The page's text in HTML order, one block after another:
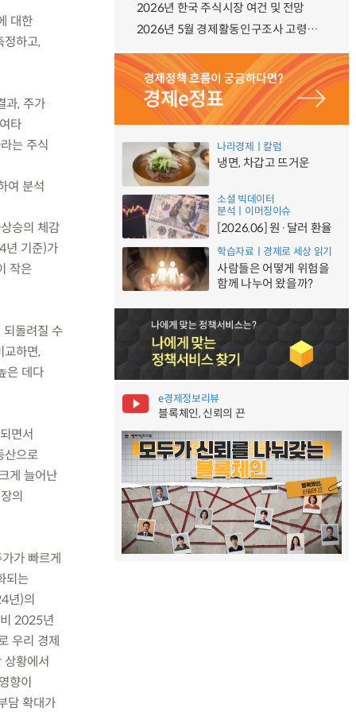
대한
정하고,
과, 주가
타
는 주식
여 분석
승의 체감
년 기준)가
작은
돌려질 수
교하면,
은 데다
면서
산으로
게 늘어난
의
가 빠르게
되는
년)의
2025년
우리 경제
황에서
향이
담 확대가
2026년 한국 주식시장 여건 및 전망
2026년 5월 경제활동인구조사 고령층 부가조사 결과
나라경제ㅣ칼럼
냉면, 차갑고 뜨거운
소셜 빅데이터
분석ㅣ이머징이슈
[2026.06] 원·달러 환율
학습자료ㅣ경제로 세상 읽기
사람들은 어떻게 위험을
함께 나누어 왔을까?
e경제정보리뷰
블록체인, 신뢰의 끈